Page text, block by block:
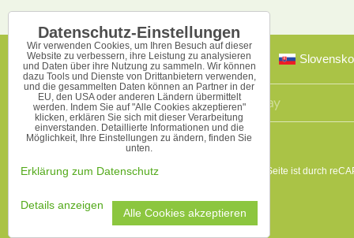
Slovensko
Diese Seite ist durch
Datenschutz-Einstellungen
Wir verwenden Cookies, um Ihren Besuch auf dieser
Website zu verbessern, ihre Leistung zu analysieren
und Daten über ihre Nutzung zu sammeln. Wir können
dazu Tools und Dienste von Drittanbietern verwenden,
und die gesammelten Daten können an Partner in der
EU, den USA oder anderen Ländern übermittelt
werden. Indem Sie auf "Alle Cookies akzeptieren"
klicken, erklären Sie sich mit dieser Verarbeitung
einverstanden. Detaillierte Informationen und die
Möglichkeit, Ihre Einstellungen zu ändern, finden Sie
unten.
Erklärung zum Datenschutz
Details anzeigen
Alle Cookies akzeptieren